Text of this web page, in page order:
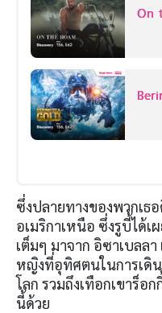
On
ซึ่งปลายทางของพวกเธ
อเมริกาเหนือ ซึ่งรูบี้ได้เ
เต็มๆ มาจาก อิซาเบลล
หญิงที่อุทิศตนในการเดิ
โลก รวมถึงเทือกเขาร็อ
นี้ด้วย